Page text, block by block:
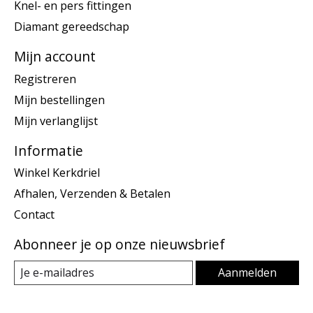
Knel- en pers fittingen
Diamant gereedschap
Mijn account
Registreren
Mijn bestellingen
Mijn verlanglijst
Informatie
Winkel Kerkdriel
Afhalen, Verzenden & Betalen
Contact
Abonneer je op onze nieuwsbrief
Aanmelden